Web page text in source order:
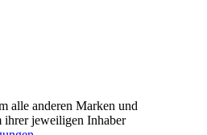
alle anderen Marken und
ihrer jeweiligen Inhaber